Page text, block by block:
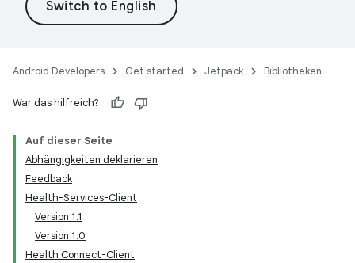
Android Developers Get started Jetpack Bibliotheken
War das hilfreich?
Auf dieser Seite
Abhängigkeiten deklarieren
Feedback
Health-Services-Client
Version 1.1
Version 1.0
Health Connect-Client